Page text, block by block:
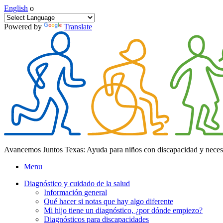
English o
Powered by Translate
Avancemos Juntos Texas: Ayuda para niños con discapacidad y
Menu
Diagnóstico y cuidado de la salud
Información general
Qué hacer si notas que hay algo diferente
Mi hijo tiene un diagnóstico, ¿por dónde empiezo?
Diagnósticos para discapacidades